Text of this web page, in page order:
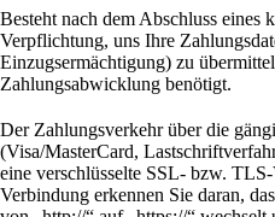
Besteht nach dem Abschluss eines
Verpflichtung, uns Ihre
Einzugsermächtigung) zu
Zahlungsabwicklung benötigt.
Der Zahlungsverkehr über die
(Visa/MasterCard,
eine verschlüsselte SSL- bzw.
Verbindung erkennen Sie daran,